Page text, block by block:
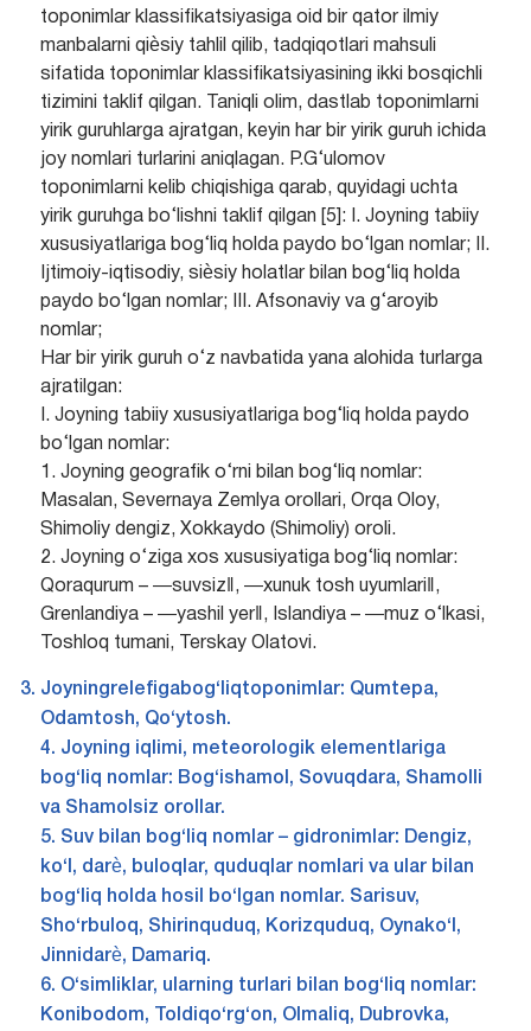
toponimlar klassifikatsiyasiga oid bir qator ilmiy
manbalarni qiѐsiy tahlil qilib, tadqiqotlari mahsuli
sifatida toponimlar klassifikatsiyasining ikki bosqichli
tizimini taklif qilgan. Taniqli olim, dastlab toponimlarni
yirik guruhlarga ajratgan, keyin har bir yirik guruh ichida
joy nomlari turlarini aniqlagan. P.G‘ulomov
toponimlarni kelib chiqishiga qarab, quyidagi uchta
yirik guruhga bo‘lishni taklif qilgan [5]: I. Joyning tabiiy
xususiyatlariga bog‘liq holda paydo bo‘lgan nomlar; II.
Ijtimoiy-iqtisodiy, siѐsiy holatlar bilan bog‘liq holda
paydo bo‘lgan nomlar; III. Afsonaviy va g‘aroyib
nomlar;
Har bir yirik guruh o‘z navbatida yana alohida turlarga
ajratilgan:
I. Joyning tabiiy xususiyatlariga bog‘liq holda paydo
bo‘lgan nomlar:
1. Joyning geografik o‘rni bilan bog‘liq nomlar:
Masalan, Severnaya Zemlya orollari, Orqa Oloy,
Shimoliy dengiz, Xokkaydo (Shimoliy) oroli.
2. Joyning o‘ziga xos xususiyatiga bog‘liq nomlar:
Qoraqurum – ―suvsiz‖, ―xunuk tosh uyumlari‖,
Grenlandiya – ―yashil yer‖, Islandiya – ―muz o‘lkasi,
Toshloq tumani, Terskay Olatovi.
Joyningrelefigabog‘liqtoponimlar: Qumtepa,
Odamtosh, Qo‘ytosh.
4. Joyning iqlimi, meteorologik elementlariga
bog‘liq nomlar: Bog‘ishamol, Sovuqdara, Shamolli
va Shamolsiz orollar.
5. Suv bilan bog‘liq nomlar – gidronimlar: Dengiz,
ko‘l, darѐ, buloqlar, quduqlar nomlari va ular bilan
bog‘liq holda hosil bo‘lgan nomlar. Sarisuv,
Sho‘rbuloq, Shirinquduq, Korizquduq, Oynako‘l,
Jinnidarѐ, Damariq.
6. O‘simliklar, ularning turlari bilan bog‘liq nomlar:
Konibodom, Toldiqo‘rg‘on, Olmaliq, Dubrovka,